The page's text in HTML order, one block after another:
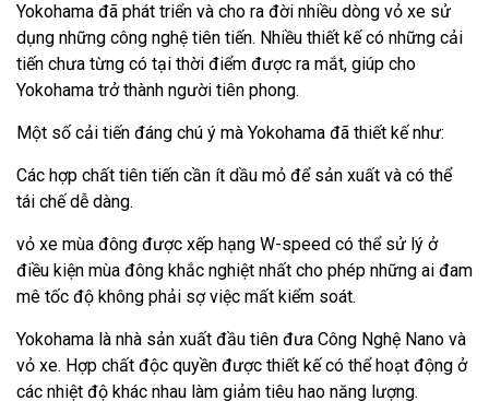
Yokohama đã phát triển và cho ra đời nhiều dòng vỏ xe sử
dụng những công nghệ tiên tiến. Nhiều thiết kế có những cải
tiến chưa từng có tại thời điểm được ra mắt, giúp cho
Yokohama trở thành người tiên phong.
Một số cải tiến đáng chú ý mà Yokohama đã thiết kế như:
Các hợp chất tiên tiến cần ít dầu mỏ để sản xuất và có thể
tái chế dễ dàng.
vỏ xe mùa đông được xếp hạng W-speed có thể sử lý ở
điều kiện mùa đông khắc nghiệt nhất cho phép những ai đam
mê tốc độ không phải sợ việc mất kiểm soát.
Yokohama là nhà sản xuất đầu tiên đưa Công Nghệ Nano và
vỏ xe. Hợp chất độc quyền được thiết kế có thể hoạt động ở
các nhiệt độ khác nhau làm giảm tiêu hao năng lượng.